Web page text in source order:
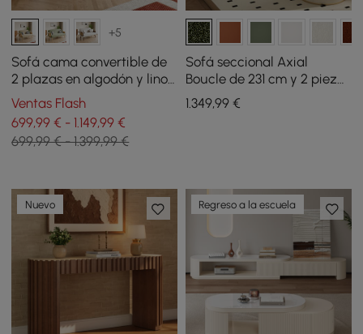
+5
Sofá cama convertible de
2 plazas en algodón y lino
con bandeja giratoria -
avena
Ventas Flash
699,99 € - 1.149,99 €
699,99 € - 1.399,99 €
Sofá seccional Axial
Boucle de 231 cm y 2 piezas
con otomana, patas
doradas y cojines
1.349,99€
Nuevo Regreso a la escuela